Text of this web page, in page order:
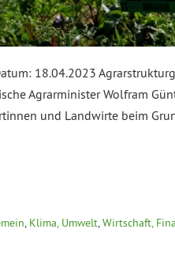
18.04.2023
Agrarminister Wolfram
und Landwirte beim
, Klima, Umwelt,Wirtschaft,